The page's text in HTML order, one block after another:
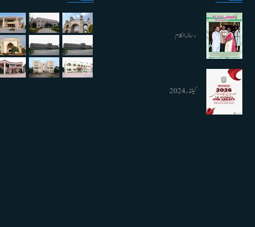
رسالہ الکلام
کیلنڈر 2024